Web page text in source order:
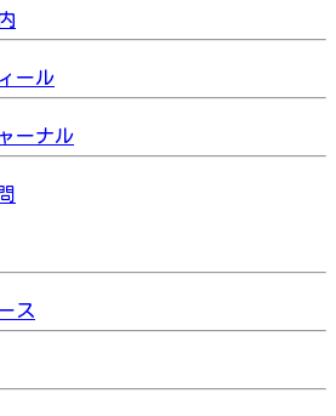
ール
ーナル
ス